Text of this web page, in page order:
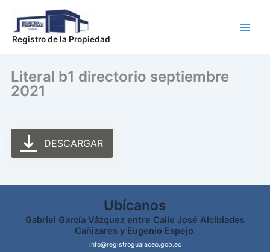
contenido
Registro de la Propiedad
Literal b1 directorio septiembre
2021
DESCARGAR
Ubícanos
Gabriel García Vázquez entre Calle José Alcibiades
Cañizares y Eugenio Espejo.
info@registrogualaceo.gob.ec